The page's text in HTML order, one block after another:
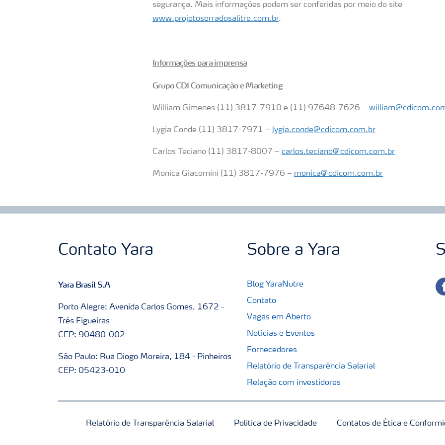
segurança. Mais informações podem ser conferidas por meio do site
www.projetoserradosalitre.com.br.
Informações para imprensa
Grupo CDI Comunicação e Marketing
William Gimenes (11) 3817-7910 e (11) 97648-7626 –
Lygia Conde (11) 3817-7971 – lygia.conde@cdicom.com.br
Carlos Teciano (11) 3817-8007 – carlos.teciano@cdicom.com.br
Monica Giacomini (11) 3817-7976 – monica@cdicom.com.br
Contato Yara
Yara Brasil S.A
Porto Alegre: Avenida Carlos Gomes, 1672 -
Três Figueiras
CEP: 90480-002
São Paulo: Rua Diogo Moreira, 184 - Pinheiros
CEP: 05423-010
Sobre a Yara
Blog YaraNutre
Contato
Vagas em Aberto
Notícias e Eventos
Fornecedores
Relatório de Transparência Salarial
Relação com investidores
Relatório de Transparência Salarial Politica de Privacidade Contatos de Ética e